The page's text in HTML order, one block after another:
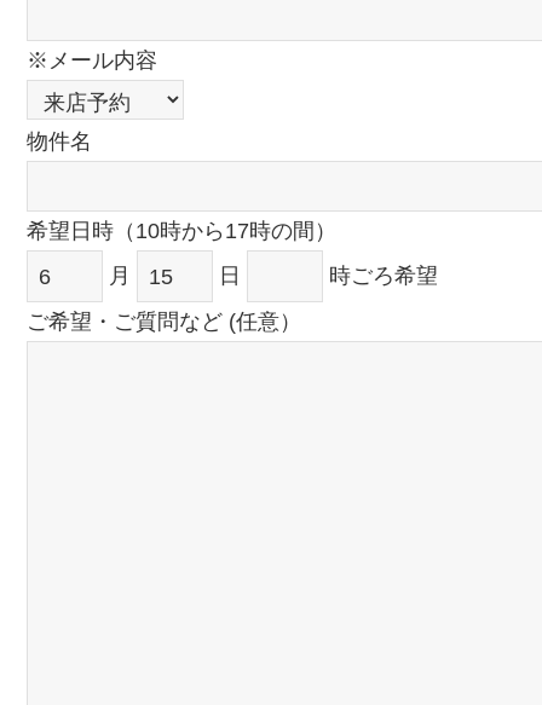
※メール内容
物件名
希望日時（10時から17時の間）
月
日
時ごろ希望
ご希望・ご質問など (任意）